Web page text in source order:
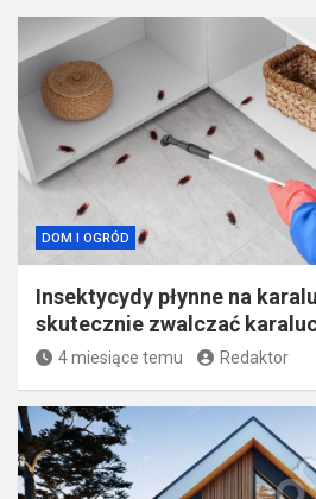
DOM I OGRÓD
Insektycydy płynne na
skutecznie zwalczać
4 miesiące temu Redaktor